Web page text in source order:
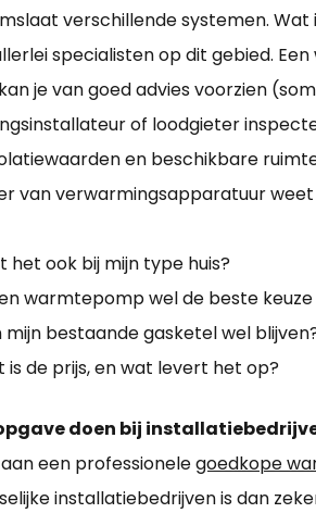
verschillende systemen.
specialisten op dit gebied.
je van goed advies voorzien
of loodgieter
en beschikbare
van verwarmingsapparatuur
het ook bij mijn type huis?
warmtepomp wel de beste keuze
mijn bestaande gasketel wel
is de prijs, en wat levert het op?
doen bij
een professionelegoedkope
installatiebedrijven is dan